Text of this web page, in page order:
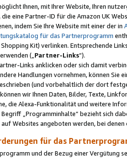
Ihnen, mit Ihrer Website, Ihren
eine Partner-ID für die Amazon UK
indem Sie Ihre Website mit einer der in
für das Partnerprogramm
Kit) verlinken. Entsprechende
(„ Partner-Links“).
Links anklicken oder sich damit
Handlungen vornehmen, können Sie
(und vorbehaltlich der dort
wir Ihnen Daten, Bilder, Texte,
die Alexa-Funktionalität und weitere
„Programminhalte“ bezieht sich
Websites angeboten werden, bei
für das
und der Bezug einer Vergütung